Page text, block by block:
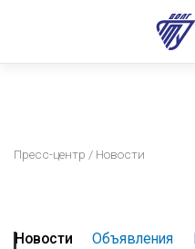
Пресс-центр / Новости
Новости Объявления